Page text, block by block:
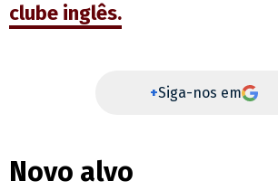
clube inglês.
+Siga-nos em
Novo alvo